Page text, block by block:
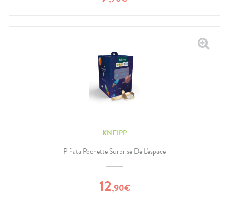
KNEIPP
Piñata Pochette Surprise De L'espace
12,90€